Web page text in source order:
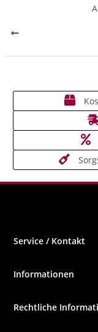
Service / Kontakt
Informationen
Rechtliche